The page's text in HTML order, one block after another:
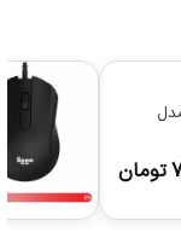
تومان